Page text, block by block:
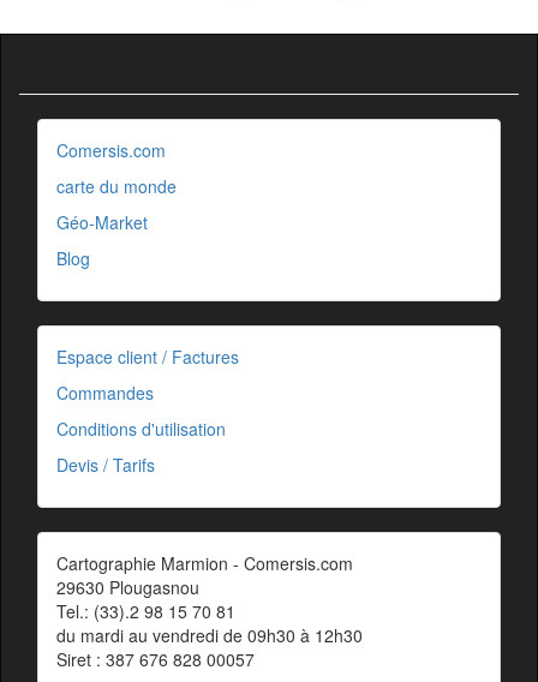
Comersis.com
carte du monde
Géo-Market
Blog
Espace client / Factures
Commandes
Conditions d'utilisation
Devis / Tarifs
Cartographie Marmion - Comersis.com
29630 Plougasnou
Tel.: (33).2 98 15 70 81
du mardi au vendredi de 09h30 à 12h30
Siret : 387 676 828 00057